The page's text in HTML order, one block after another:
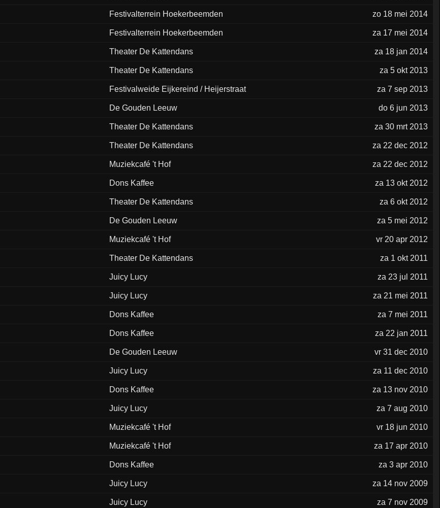
Festivalterrein Hoekerbeemden zo 18 mei 2014
Festivalterrein Hoekerbeemden za 17 mei 2014
Theater De Kattendans za 18 jan 2014
Theater De Kattendans za 5 okt 2013
Festivalweide Eijkereind / Heijerstraat za 7 sep 2013
De Gouden Leeuw do 6 jun 2013
Theater De Kattendans za 30 mrt 2013
Theater De Kattendans za 22 dec 2012
Muziekcafé 't Hof za 22 dec 2012
Dons Kaffee za 13 okt 2012
Theater De Kattendans za 6 okt 2012
De Gouden Leeuw za 5 mei 2012
Muziekcafé 't Hof vr 20 apr 2012
Theater De Kattendans za 1 okt 2011
Juicy Lucy za 23 jul 2011
Juicy Lucy za 21 mei 2011
Dons Kaffee za 7 mei 2011
Dons Kaffee za 22 jan 2011
De Gouden Leeuw vr 31 dec 2010
Juicy Lucy za 11 dec 2010
Dons Kaffee za 13 nov 2010
Juicy Lucy za 7 aug 2010
Muziekcafé 't Hof vr 18 jun 2010
Muziekcafé 't Hof za 17 apr 2010
Dons Kaffee za 3 apr 2010
Juicy Lucy za 14 nov 2009
Juicy Lucy za 7 nov 2009